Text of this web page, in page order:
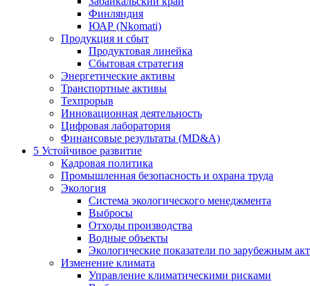
Финляндия
ЮАР (Nkomati)
Продукция и сбыт
Продуктовая линейка
Сбытовая стратегия
Энергетические активы
Транспортные активы
Техпрорыв
Инновационная деятельность
Цифровая лаборатория
Финансовые результаты (MD&A)
5 Устойчивое развитие
Кадровая политика
Промышленная безопасность и охрана труда
Экология
Система экологического менеджмента
Выбросы
Отходы производства
Водные объекты
Экологические показатели по зарубежным
Изменение климата
Управление климатическими рисками